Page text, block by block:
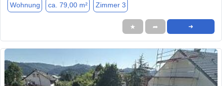
Wohnung ca. 79,00 m² Zimmer 3
★ ➦ ➜